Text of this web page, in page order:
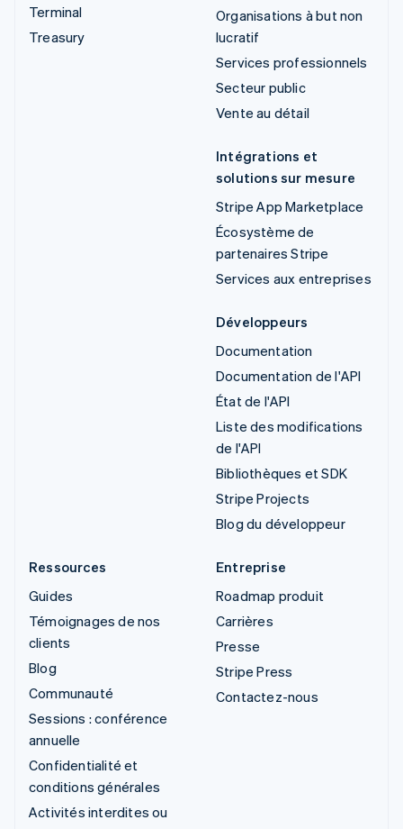
Terminal
Treasury
Organisations à but non
lucratif
Services professionnels
Secteur public
Vente au détail
Intégrations et
solutions sur mesure
Stripe App Marketplace
Écosystème de
partenaires Stripe
Services aux entreprises
Développeurs
Documentation
Documentation de l'API
État de l'API
Liste des modifications
de l'API
Bibliothèques et SDK
Stripe Projects
Blog du développeur
Ressources
Guides
Témoignages de nos
clients
Blog
Communauté
Sessions : conférence
annuelle
Confidentialité et
conditions générales
Activités interdites ou
Entreprise
Roadmap produit
Carrières
Presse
Stripe Press
Contactez-nous